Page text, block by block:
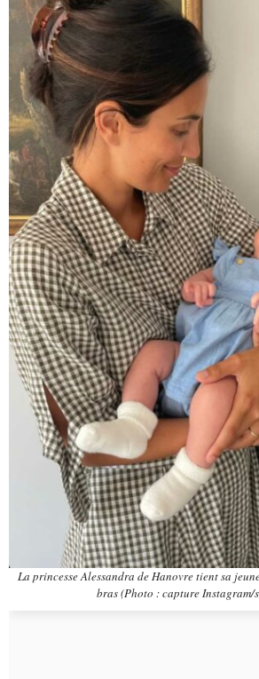
La princesse Alessandra de Hanovre tient sa
bras (Photo : capture Instagram/